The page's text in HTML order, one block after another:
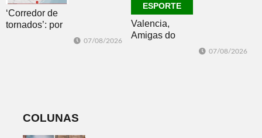
‘Corredor de
tornados’: por
07/08/2026
ESPORTE
Valencia,
Amigas do
07/08/2026
COLUNAS